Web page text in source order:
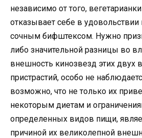
независимо от того,
отказывает себе в удовольствии
сочным бифштексом. Нужно
либо значительной разницы во
внешность кинозвезд этих
пристрастий, особо не
возможно, что не только их
некоторым диетам и
определенных видов пищи,
причиной их великолепной